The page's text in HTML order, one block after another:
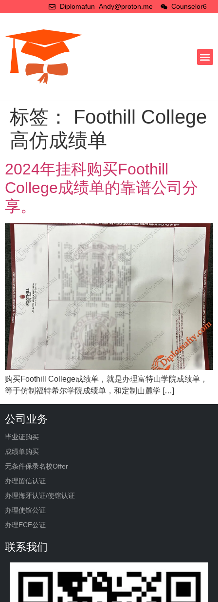
Diplomafun_Andy@proton.me Counselor6
标签： Foothill College
高仿成绩单
2024年挂科购买Foothill
College成绩单的靠谱公司分
享。
购买Foothill College成绩单，就是办理富特山学院成绩单，
等于仿制福特希尔学院成绩单，和定制山麓学 […]
公司业务
毕业证购买
成绩单购买
无条件保录名校Offer
办理留信认证
办理海牙认证/使馆认证
办理使馆公证
办理ECE公证
联系我们